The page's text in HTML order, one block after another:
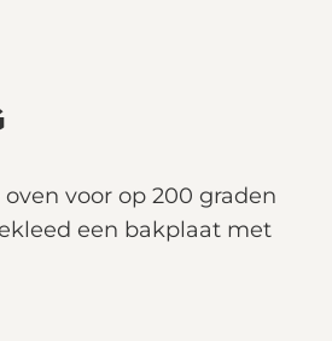
voor op 200 graden
een bakplaat met